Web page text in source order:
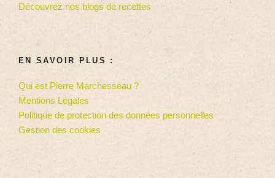
Découvrez nos blogs de recettes
EN SAVOIR PLUS :
Qui est Pierre Marchesseau ?
Mentions Légales
Politique de protection des données personnelles
Gestion des cookies